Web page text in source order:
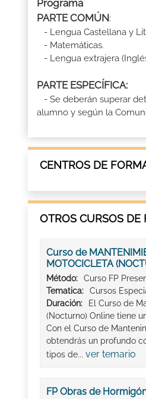
Programa
PARTE COMÚN:
- Lengua Castellana y
- Matemáticas.
- Lengua extrajera
PARTE ESPECÍFICA:
- Se deberán superar
alumno y según la
CENTROS DE
OTROS CURSOS DE
Curso de
MOTOCICLETA
Método:
Curso FP
Tematica:
Cursos
Duración:
El Curso de
(Nocturno) Online tiene
Con el Curso de
obtendrás un profundo
tipos de... ver temario
FP Obras de